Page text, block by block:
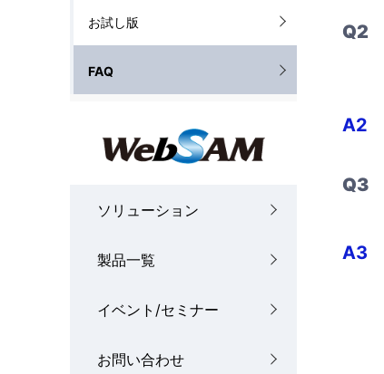
。
ンお試し版
FAQ
ソリューション
製品一覧
イベント/セミナー
お問い合わせ
Q2
A2
Q3
A3